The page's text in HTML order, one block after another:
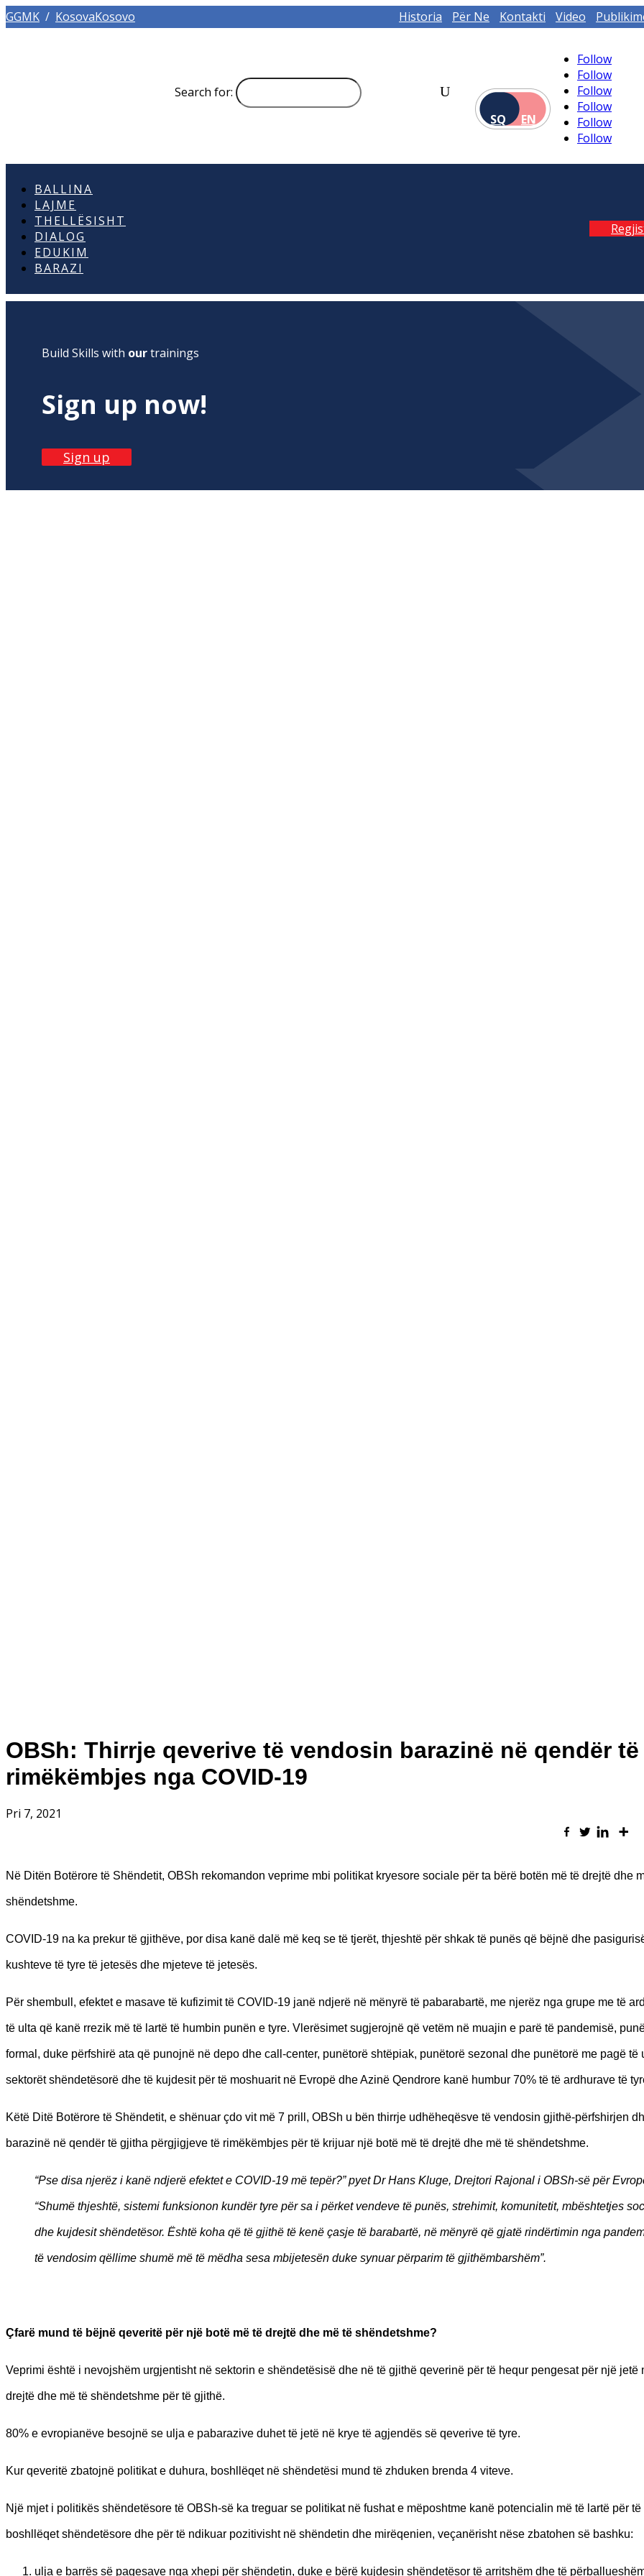
GGMK / KosovaKosovo Historia Për Ne Kontakti Video
Search for:
SQ
EN
Follow
Follow
Follow
Follow
Follow
Follow
BALLINA
LAJME
THELLËSISHT
DIALOG
EDUKIM
BARAZI
Build Skills with ourtrainings
Sign up now!
Sign up
OBSh: Thirrje qeverive të vendosin barazinë në qendër të
rimëkëmbjes nga COVID-19
Pri 7, 2021
Në Ditën Botërore të Shëndetit, OBSh rekomandon veprime mbi politikat kryesore sociale për ta bërë botën më të drejtë dhe
shëndetshme.
COVID-19 na ka prekur të gjithëve, por disa kanë dalë më keq se të tjerët, thjeshtë për shkak të punës që bëjnë dhe
kushteve të tyre të jetesës dhe mjeteve të jetesës.
Për shembull, efektet e masave të kufizimit të COVID-19 janë ndjerë në mënyrë të pabarabartë, me njerëz nga grupe me të
të ulta që kanë rrezik më të lartë të humbin punën e tyre. Vlerësimet sugjerojnë që vetëm në muajin e parë të pandemisë,
formal, duke përfshirë ata që punojnë në depo dhe call-center, punëtorë shtëpiak, punëtorë sezonal dhe punëtorë me pagë të
sektorët shëndetësorë dhe të kujdesit për të moshuarit në Evropë dhe Azinë Qendrore kanë humbur 70% të të ardhurave të
Këtë Ditë Botërore të Shëndetit, e shënuar çdo vit më 7 prill, OBSh u bën thirrje udhëheqësve të vendosin gjithë-përfshirjen
barazinë në qendër të gjitha përgjigjeve të rimëkëmbjes për të krijuar një botë më të drejtë dhe më të shëndetshme.
“Pse disa njerëz i kanë ndjerë efektet e COVID-19 më tepër?” pyet Dr Hans Kluge, Drejtori Rajonal i OBSh-së për
“Shumë thjeshtë, sistemi funksionon kundër tyre për sa i përket vendeve të punës, strehimit, komunitetit, mbështetjes
dhe kujdesit shëndetësor. Ёshtë koha që të gjithë të kenë çasje të barabartë, në mënyrë që gjatë rindërtimin nga
të vendosim qëllime shumë më të mëdha sesa mbijetesën duke synuar përparim të gjithëmbarshëm”.
Çfarë mund të bëjnë qeveritë për një botë më të drejtë dhe më të shëndetshme?
Veprimi është i nevojshëm urgjentisht në sektorin e shëndetësisë dhe në të gjithë qeverinë për të hequr pengesat për një jetë
drejtë dhe më të shëndetshme për të gjithë.
80% e evropianëve besojnë se ulja e pabarazive duhet të jetë në krye të agjendës së qeverive të tyre.
Kur qeveritë zbatojnë politikat e duhura, boshllëqet në shëndetësi mund të zhduken brenda 4 viteve.
Një mjet i politikës shëndetësore të OBSh-së ka treguar se politikat në fushat e mëposhtme kanë potencialin më të lartë për
boshllëqet shëndetësore dhe për të ndikuar pozitivisht në shëndetin dhe mirëqenien, veçanërisht nëse zbatohen së bashku:
ulja e barrës së pagesave nga xhepi për shëndetin, duke e bërë kujdesin shëndetësor të arritshëm dhe të